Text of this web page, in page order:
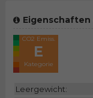
CO2 Emiss.
E
Kategorie
Leergewicht: